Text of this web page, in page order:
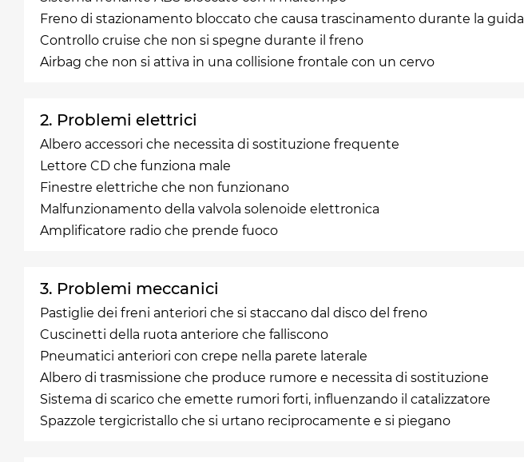
Freno di stazionamento bloccato che causa trascinamento durante la guida
Controllo cruise che non si spegne durante il freno
Airbag che non si attiva in una collisione frontale con un cervo
2. Problemi elettrici
Albero accessori che necessita di sostituzione frequente
Lettore CD che funziona male
Finestre elettriche che non funzionano
Malfunzionamento della valvola solenoide elettronica
Amplificatore radio che prende fuoco
3. Problemi meccanici
Pastiglie dei freni anteriori che si staccano dal disco del freno
Cuscinetti della ruota anteriore che falliscono
Pneumatici anteriori con crepe nella parete laterale
Albero di trasmissione che produce rumore e necessita di sostituzione
Sistema di scarico che emette rumori forti, influenzando il catalizzatore
Spazzole tergicristallo che si urtano reciprocamente e si piegano